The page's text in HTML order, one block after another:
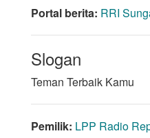
Portal berita: RRI
Slogan
Teman Terbaik Kamu
Pemilik: LPP Radio